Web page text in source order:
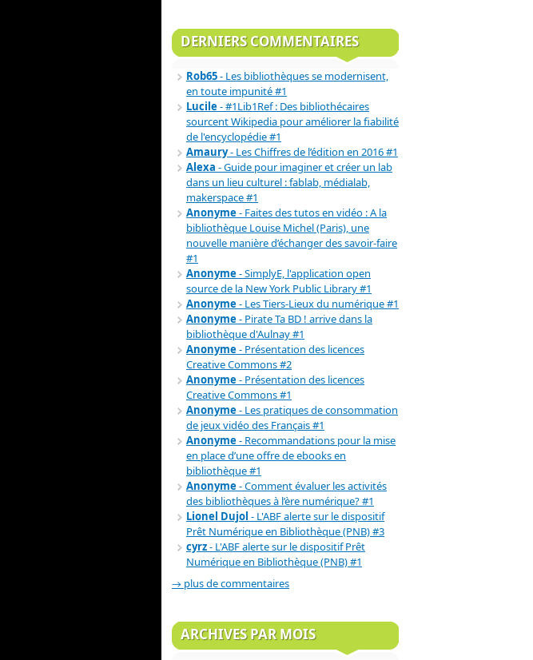
DERNIERS COMMENTAIRES
Rob65- Les bibliothèques se modernisent,
en toute impunité #1
Lucile- #1Lib1Ref : Des bibliothécaires
sourcent Wikipedia pour améliorer la fiabilité
de l'encyclopédie #1
Amaury- Les Chiffres de l’édition en 2016 #1
Alexa - Guide pour imaginer et créer un lab
dans un lieu culturel : fablab, médialab,
makerspace #1
Anonyme- Faites des tutos en vidéo : A la
bibliothèque Louise Michel (Paris), une
nouvelle manière d’échanger des savoir-faire
#1
Anonyme- SimplyE, l'application open
source de la New York Public Library #1
Anonyme- Les Tiers-Lieux du numérique #1
Anonyme- Pirate Ta BD ! arrive dans la
bibliothèque d'Aulnay #1
Anonyme- Présentation des licences
Creative Commons #2
Anonyme- Présentation des licences
Creative Commons #1
Anonyme- Les pratiques de consommation
de jeux vidéo des Français #1
Anonyme- Recommandations pour la mise
en place d’une offre de ebooks en
bibliothèque #1
Anonyme- Comment évaluer les activités
des bibliothèques à l’ère numérique? #1
Lionel Dujol - L'ABF alerte sur le dispositif
Prêt Numérique en Bibliothèque (PNB) #3
cyrz- L'ABF alerte sur le dispositif Prêt
Numérique en Bibliothèque (PNB) #1
→ plus de commentaires
ARCHIVES PAR MOIS